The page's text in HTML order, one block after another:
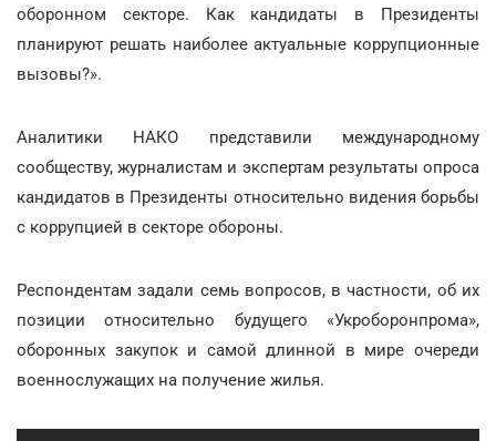
оборонном секторе. Как кандидаты в Президенты
планируют решать наиболее актуальные коррупционные
вызовы?».
Аналитики НАКО представили международному
сообществу, журналистам и экспертам результаты опроса
кандидатов в Президенты относительно видения борьбы
с коррупцией в секторе обороны.
Респондентам задали семь вопросов, в частности, об их
позиции относительно будущего «Укроборонпрома»,
оборонных закупок и самой длинной в мире очереди
военнослужащих на получение жилья.